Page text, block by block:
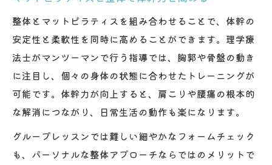
整体とマットピラティスを組み合わせることで、体幹の
安定性と柔軟性を同時に高めることができます。理学療
法士がマンツーマンで行う指導では、胸郭や骨盤の動き
に注目し、個々の身体の状態に合わせたトレーニングが
可能です。体幹力が向上すると、肩こりや腰痛の根本的
な解消につながり、日常生活の動作も楽になります。
グループレッスンでは難しい細やかなフォームチェック
も、パーソナルな整体アプローチならではのメリットで